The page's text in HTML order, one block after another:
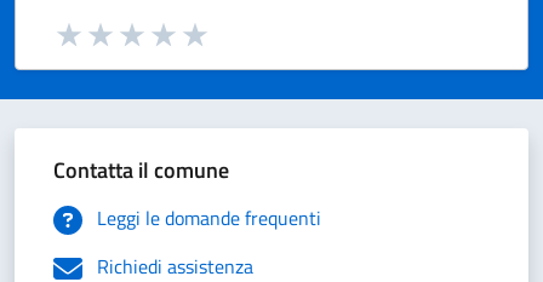
Valuta da 1 a 5 stelle la pagina
Valuta 5 stelle su 5
Valuta 4 stelle su 5
Valuta 3 stelle su 5
Valuta 2 stelle su 5
Valuta 1 stelle su 5
Contatta il comune
Leggi le domande frequenti
Richiedi assistenza